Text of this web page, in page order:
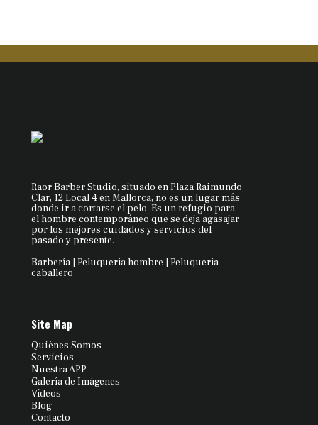
Raor Barber Studio, situado en Plaza Raimundo
Clar, 12 Local 4 en Mallorca, no es un lugar más
donde ir a cortarse el pelo. Es un refugio para
el hombre contemporáneo que se deja agasajar
por los mejores cuidados y servicios del
pasado y presente.
Barbería | Peluquería hombre | Peluquería
caballero
Site Map
Quiénes Somos
Servicios
Nuestra APP
Galería de Imágenes
Vídeos
Blog
Contacto